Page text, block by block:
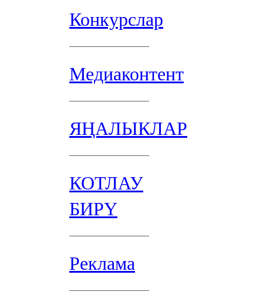
Конкурслар
Медиаконтент
ЯҢАЛЫКЛАР
КОТЛАУ
БИРҮ
Реклама